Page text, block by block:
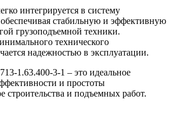
интегрируется в систему
стабильную и эффективную
грузоподъемной техники.
технического
надежностью в эксплуатации.
1.63.400-3-1 – это идеальное
и простоты
строительства и подъемных работ.